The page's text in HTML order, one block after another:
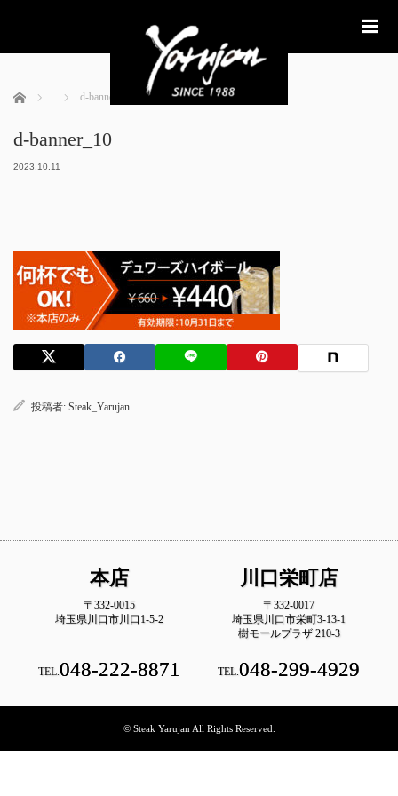
ホーム d-banner_10
d-banner_10
2023.10.11
投稿者: Steak_Yarujan
本店
〒332-0015
埼玉県川口市川口1-5-2
TEL. 048-222-8871
川口栄町店
〒332-0017
埼玉県川口市栄町3-13-1
樹モールプラザ 210-3
TEL.048-299-4929
© Steak Yarujan All Rights Reserved.